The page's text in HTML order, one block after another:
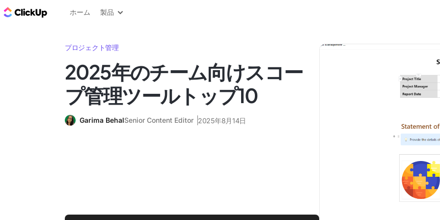
ClickUp ブログ
ホーム 製品
プロジェクト管理
2025年のチーム向けスコー
プ管理ツールトップ10
Garima BehalSenior Content Editor 2025年8月14日